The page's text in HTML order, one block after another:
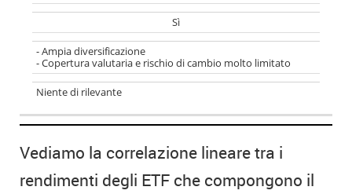
Sì
- Ampia diversificazione
- Copertura valutaria e rischio di cambio molto limitato
Niente di rilevante
Vediamo la correlazione lineare tra i
rendimenti degli ETF che compongono il